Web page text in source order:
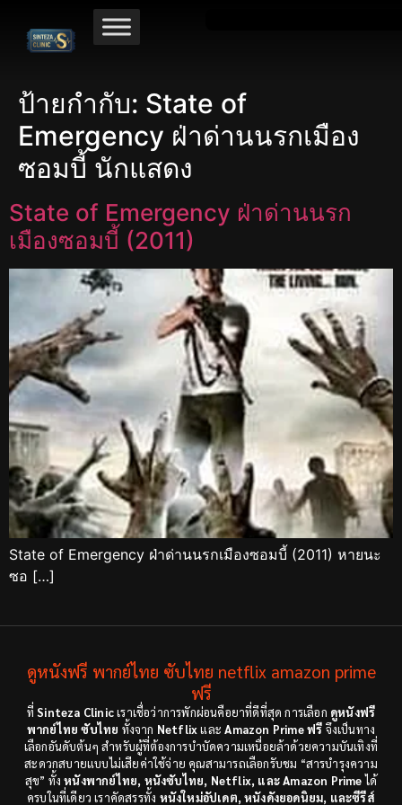
ป้ายกำกับ: State of
Emergency ฝ่าด่านนรกเมือง
ซอมบี้ นักแสดง
State of Emergency ฝ่าด่านนรก
เมืองซอมบี้ (2011)
State of Emergency ฝ่าด่านนรกเมืองซอมบี้ (2011) หายนะ
ซอ […]
ดูหนังฟรี พากย์ไทย ซับไทย netflix amazon prime
ฟรี
ที่Sinteza Clinicเราเชื่อว่าการพักผ่อนคือยาที่ดีที่สุด การเลือก ดูหนังฟรี
พากย์ไทย ซับไทย ทั้งจาก NetflixและAmazon Prime ฟรี จึงเป็นทาง
เลือกอันดับต้นๆ สำหรับผู้ที่ต้องการบำบัดความเหนื่อยล้าด้วยความบันเทิงที่
สะดวกสบายแบบไม่เสียค่าใช้จ่าย คุณสามารถเลือกรับชม “สารบำรุงความ
สุข” ทั้งหนังพากย์ไทย, หนังซับไทย, Netflix, และ Amazon Primeได้
ครบในที่เดียว เราคัดสรรทั้ง หนังใหม่อัปเดต, หนังดังยอดนิยม, และซีรีส์